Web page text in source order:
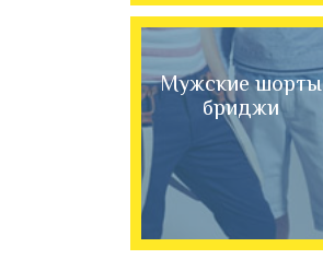
Мужские шорты
бриджи